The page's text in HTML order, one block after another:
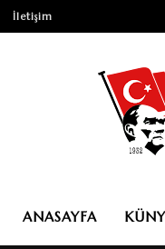
İletişim
ANASAYFA